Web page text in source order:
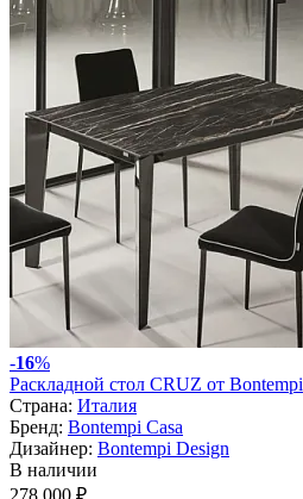
-16%
Раскладной стол CRUZ от Bontempi
Страна: Италия
Бренд: Bontempi Casa
Дизайнер: Bontempi Design
В наличии